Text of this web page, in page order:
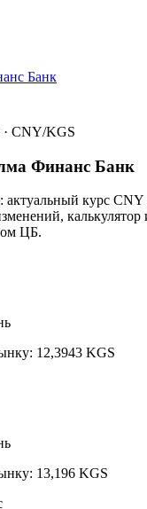
Банк
· CNY/KGS
Финанс Банк
курс CNY
калькулятор
ЦБ.
: 12,3943 KGS
: 13,196 KGS